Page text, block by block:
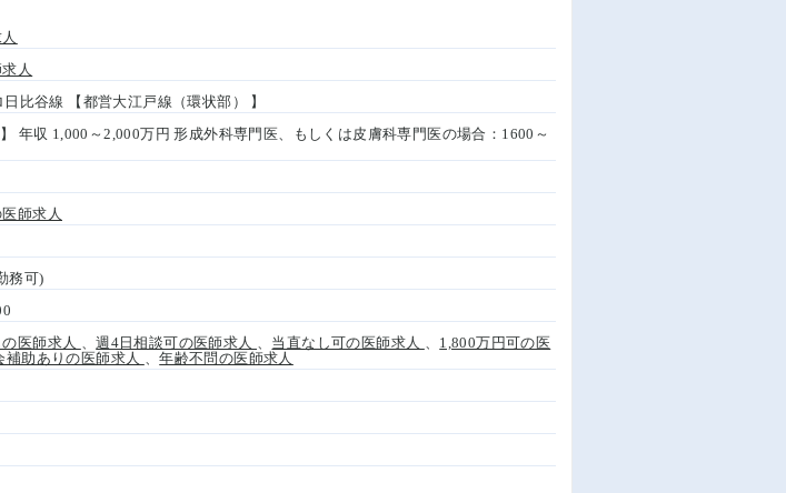
人
比谷線 【都営大江戸線（環状部） 】
年収 1,000～2,000万円 形成外科専門医、もしくは皮膚科専門医の場合：1600～
師求人
務可)
医師求人 、週4日相談可の医師求人 、 当直なし可の医師求人 、 1,800万円可の医
補助ありの医師求人 、年齢不問の医師求人